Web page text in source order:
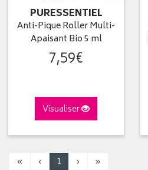
PURESSENTIEL
Anti-Pique Roller Multi-
Apaisant Bio 5 ml
7,59€
Visualiser
« ‹ 1 › »